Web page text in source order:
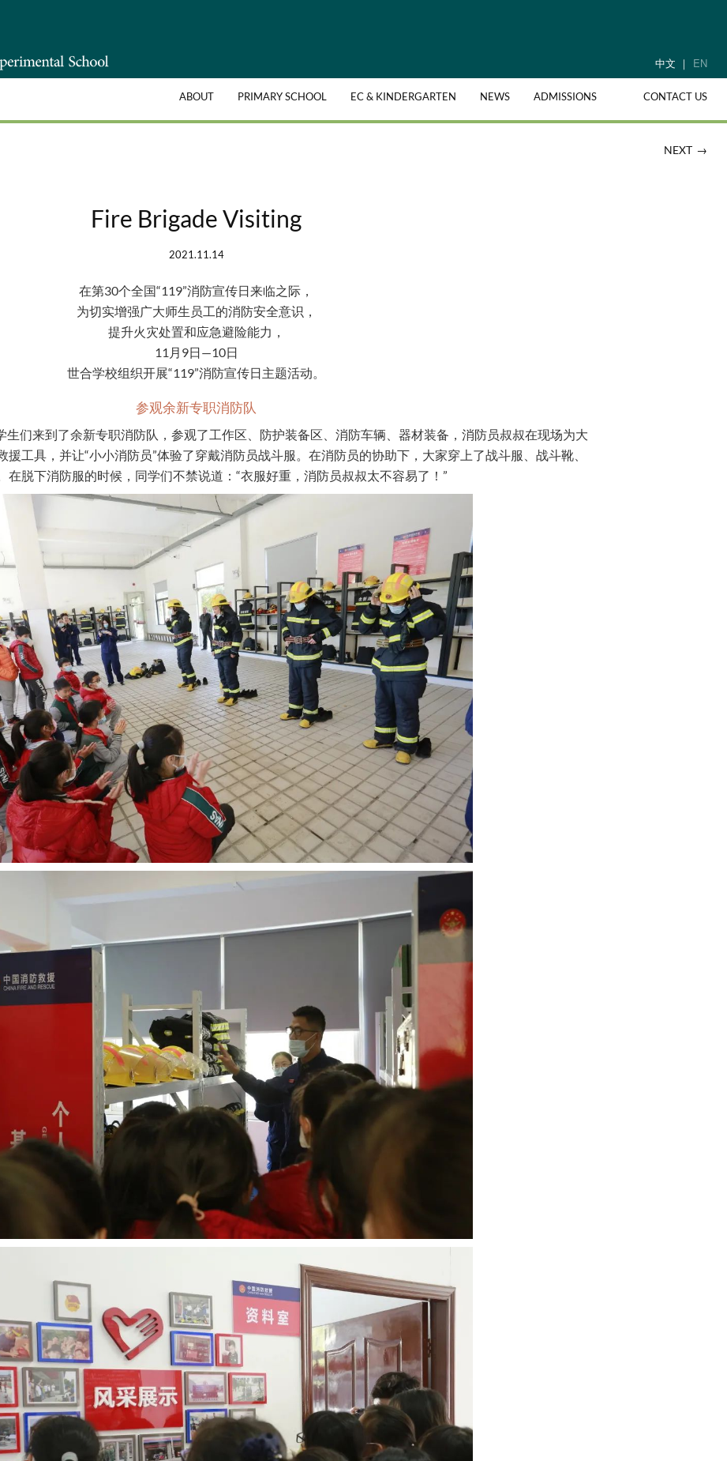
EN
中文
ABOUT PRIMARY SCHOOL EC & KINDERGARTEN NEWS ADMISSIONS CONTACT US
NEXT →
Fire Brigade Visiting
2021.11.14
在第30个全国“119”消防宣传日来临之际，
为切实增强广大师生员工的消防安全意识，
提升火灾处置和应急避险能力，
11月9日—10日
世合学校组织开展“119”消防宣传日主题活动。
参观余新专职消防队
们来到了余新专职消防队，参观了工作区、防护装备区、消防车辆、器材装备，消防员叔叔在现场为大
工具，并让“小小消防员”体验了穿戴消防员战斗服。在消防员的协助下，大家穿上了战斗服、战斗靴、
在脱下消防服的时候，同学们不禁说道：“衣服好重，消防员叔叔太不容易了！”